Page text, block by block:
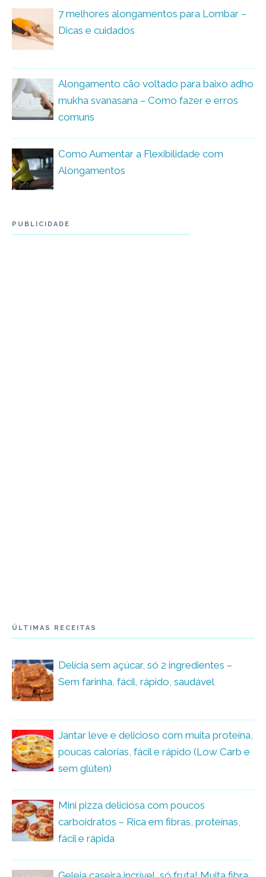
7 melhores alongamentos para Lombar –
Dicas e cuidados
Alongamento cão voltado para baixo adho
mukha svanasana – Como fazer e erros
comuns
Como Aumentar a Flexibilidade com
Alongamentos
PUBLICIDADE
ÚLTIMAS RECEITAS
Delícia sem açúcar, só 2 ingredientes –
Sem farinha, fácil, rápido, saudável
Jantar leve e delicioso com muita proteína,
poucas calorias, fácil e rápido (Low Carb e
sem glúten)
Mini pizza deliciosa com poucos
carboidratos – Rica em fibras, proteínas,
fácil e rápida